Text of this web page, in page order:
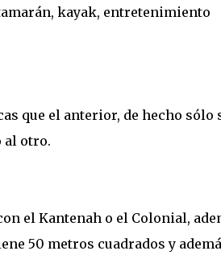
kayak, entretenimiento
que el anterior, de hecho sólo
al otro.
el Kantenah o el Colonial,
50 metros cuadrados y